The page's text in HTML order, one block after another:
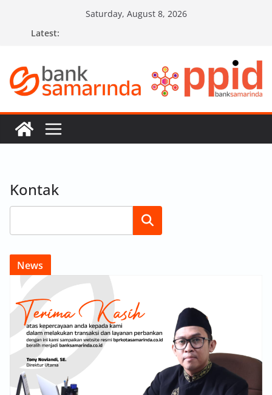
Saturday, August 8, 2026
Latest:
Kontak
Search
News